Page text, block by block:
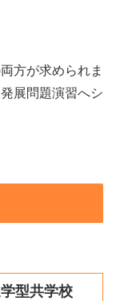
方が求められま
展問題演習へシ
型共学校